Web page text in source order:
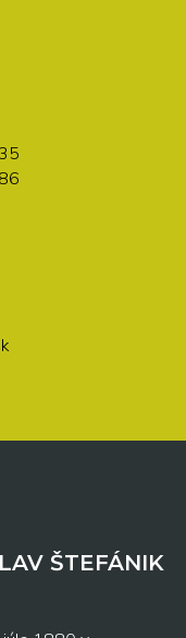
ŠTEFÁNIK